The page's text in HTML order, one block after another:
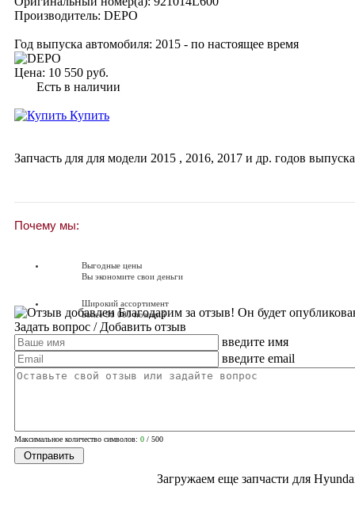
Производитель: DEPO
Год выпуска автомобиля: 2015 - по настоящее время
Цена: 10 550 руб.
Есть в наличии
Купить
Запчасть для для модели 2015 , 2016, 2017 и др. годов
Почему мы:
Выгодные цены
Вы экономите свои деньги
Широкий ассортимент
Более 90 000 позиций
Доставка по России от 250 руб.
Вопросы? Звоните!
Благодарим за отзыв! Он будет
Задать вопрос / Добавить отзыв
введите имя
введите email
Максимальное количество символов: 0 / 500
Загружаем еще запчасти для